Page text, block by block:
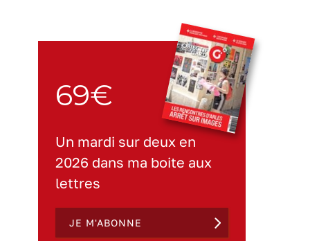
69€
Un mardi sur deux en
2026 dans ma boite aux
lettres
JE M'ABONNE